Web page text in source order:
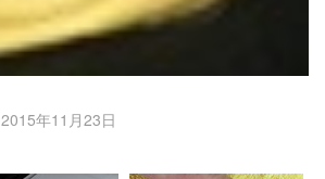
2015年11月23日